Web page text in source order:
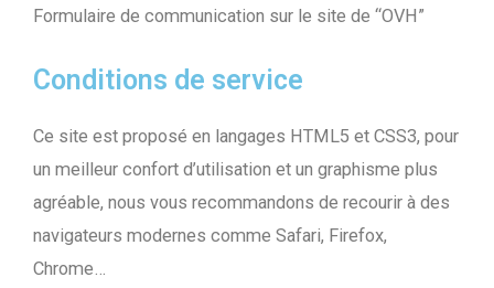
Formulaire de communication sur le site de “OVH”
Conditions de service
Ce site est proposé en langages HTML5 et CSS3, pour
un meilleur confort d’utilisation et un graphisme plus
agréable, nous vous recommandons de recourir à des
navigateurs modernes comme Safari, Firefox,
Chrome…